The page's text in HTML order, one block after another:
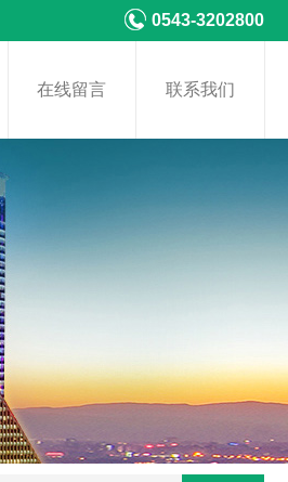
0543-3202800
在线留言 联系我们